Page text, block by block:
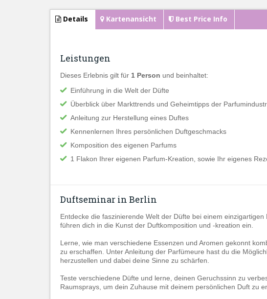
Details Kartenansicht Best Price Info
Leistungen
Dieses Erlebnis gilt für 1 Person und beinhaltet:
Einführung in die Welt der Düfte
Überblick über Markttrends und Geheimtipps der
Anleitung zur Herstellung eines Duftes
Kennenlernen Ihres persönlichen Duftgeschmacks
Komposition des eigenen Parfums
1 Flakon Ihrer eigenen Parfum-Kreation, sowie Ihr eigenes
Duftseminar in Berlin
Entdecke die faszinierende Welt der Düfte bei einem
führen dich in die Kunst der Duftkomposition und -kreation ein.
Lerne, wie man verschiedene Essenzen und Aromen gekonnt
zu erschaffen. Unter Anleitung der Parfümeure hast du die
herzustellen und dabei deine Sinne zu schärfen.
Teste verschiedene Düfte und lerne, deinen Geruchssinn zu
Raumsprays, um dein Zuhause mit deinem persönlichen Duft zu